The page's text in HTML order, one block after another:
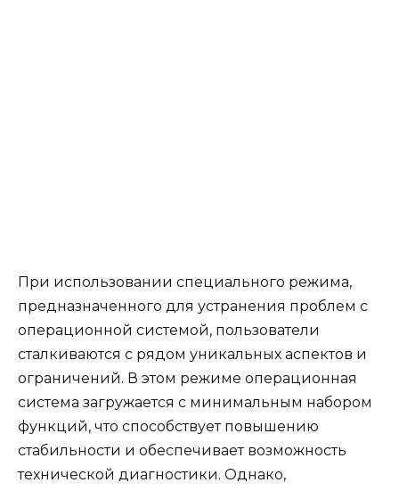
При использовании специального режима,
предназначенного для устранения проблем с
операционной системой, пользователи
сталкиваются с рядом уникальных аспектов и
ограничений. В этом режиме операционная
система загружается с минимальным набором
функций, что способствует повышению
стабильности и обеспечивает возможность
технической диагностики. Однако,